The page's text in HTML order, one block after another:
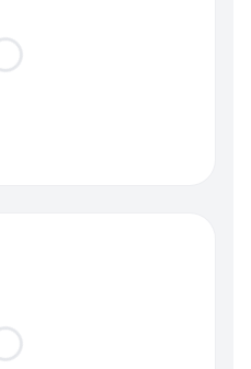
Loading...
Loading...